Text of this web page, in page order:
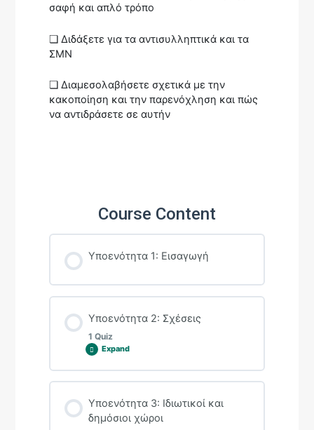
σαφή και απλό τρόπο
❏ Διδάξετε για τα αντισυλληπτικά και τα
ΣΜΝ
❏ Διαμεσολαβήσετε σχετικά με την
κακοποίηση και την παρενόχληση και πώς
να αντιδράσετε σε αυτήν
Course Content
Υποενότητα 1: Εισαγωγή
Υποενότητα 2: Σχέσεις
1 Quiz
Expand
Υποενότητα 3: Ιδιωτικοί και
δημόσιοι χώροι